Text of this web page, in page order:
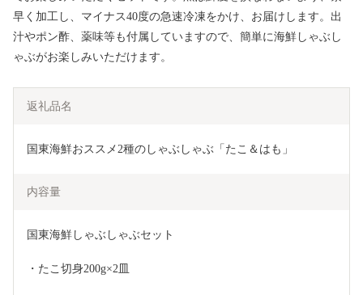
早く加工し、マイナス40度の急速冷凍をかけ、お届けします。出
汁やポン酢、薬味等も付属していますので、簡単に海鮮しゃぶし
ゃぶがお楽しみいただけます。
返礼品名
国東海鮮おススメ2種のしゃぶしゃぶ「たこ＆はも」
内容量
国東海鮮しゃぶしゃぶセット
・たこ切身200g×2皿